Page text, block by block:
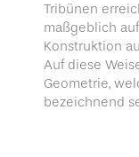
Tribünen
maßgeblich
Konstruktion
Auf diese
Geometrie,
bezeichnend